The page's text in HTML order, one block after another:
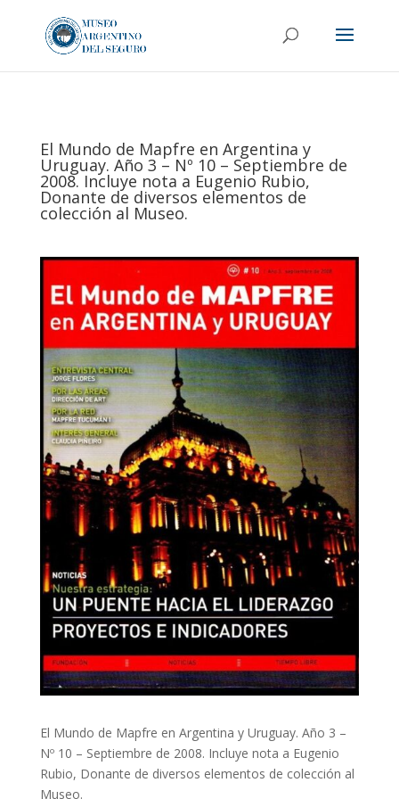
El Mundo de Mapfre en Argentina y
Uruguay. Año 3 – Nº 10 – Septiembre de
2008. Incluye nota a Eugenio Rubio,
Donante de diversos elementos de
colección al Museo.
El Mundo de Mapfre en Argentina y Uruguay. Año 3 –
Nº 10 – Septiembre de 2008. Incluye nota a Eugenio
Rubio, Donante de diversos elementos de colección al
Museo.